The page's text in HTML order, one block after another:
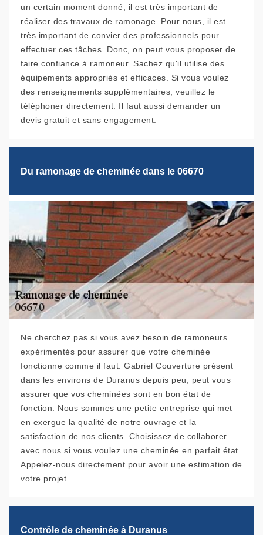
un certain moment donné, il est très important de
réaliser des travaux de ramonage. Pour nous, il est
très important de convier des professionnels pour
effectuer ces tâches. Donc, on peut vous proposer de
faire confiance à ramoneur. Sachez qu'il utilise des
équipements appropriés et efficaces. Si vous voulez
des renseignements supplémentaires, veuillez le
téléphoner directement. Il faut aussi demander un
devis gratuit et sans engagement.
Du ramonage de cheminée dans le 06670
Ne cherchez pas si vous avez besoin de ramoneurs
expérimentés pour assurer que votre cheminée
fonctionne comme il faut. Gabriel Couverture présent
dans les environs de Duranus depuis peu, peut vous
assurer que vos cheminées sont en bon état de
fonction. Nous sommes une petite entreprise qui met
en exergue la qualité de notre ouvrage et la
satisfaction de nos clients. Choisissez de collaborer
avec nous si vous voulez une cheminée en parfait état.
Appelez-nous directement pour avoir une estimation de
votre projet.
Contrôle de cheminée à Duranus